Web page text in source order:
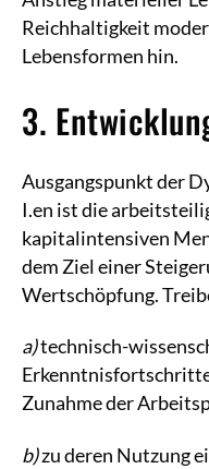
Reichhaltigkeit
Lebensformen hin.
3.
Ausgangspunkt der
I.en ist die
kapitalintensiven
dem Ziel einer
Wertschöpfung.
a)technisch-
Zunahme der
b)zu deren Nutzung